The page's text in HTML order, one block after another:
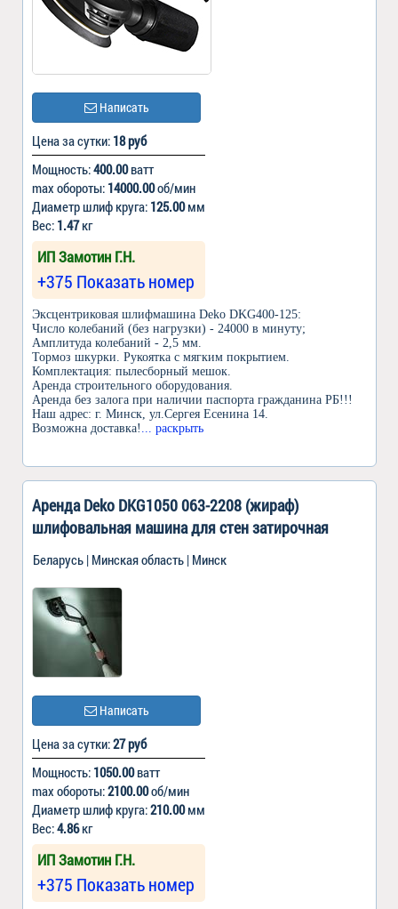
Написать
Цена за сутки: 18 руб
Мощность:400.00ватт
max обороты: 14000.00об/мин
Диаметр шлиф круга: 125.00мм
Вес: 1.47кг
ИП Замотин Г.Н.
+375 Показать номер
Эксцентриковая шлифмашина Deko DKG400-125:
Число колебаний (без нагрузки) - 24000 в минуту;
Амплитуда колебаний - 2,5 мм.
Тормоз шкурки. Рукоятка с мягким покрытием.
Комплектация: пылесборный мешок.
Аренда строительного оборудования.
Аренда без залога при наличии паспорта гражданина РБ!!!
Наш адрес: г. Минск, ул.Сергея Есенина 14.
Возможна доставка!
... раскрыть
Аренда Deko DKG1050 063-2208 (жираф)
шлифовальная машина для стен затирочная
Беларусь | Минская область | Минск
Написать
Цена за сутки:27 руб
Мощность: 1050.00ватт
max обороты:2100.00об/мин
Диаметр шлиф круга:210.00мм
Вес:4.86кг
ИП Замотин Г.Н.
+375 Показать номер